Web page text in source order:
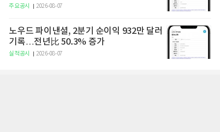
주요공시 2026-08-07
노우드 파이낸셜, 2분기 순이익 932만 달러
기록…전년比 50.3% 증가
실적공시 2026-08-07